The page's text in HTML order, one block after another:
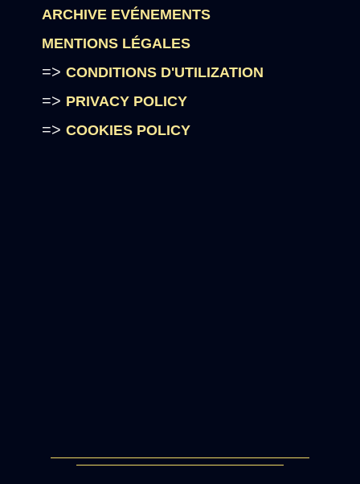
ARCHIVE EVÉNEMENTS
MENTIONS LÉGALES
=>CONDITIONS D'UTILIZATION
=> PRIVACY POLICY
=>COOKIES POLICY